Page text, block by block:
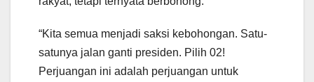
“Kita semua menjadi saksi kebohongan. Satu-
satunya jalan ganti presiden. Pilih 02!
Perjuangan ini adalah perjuangan untuk